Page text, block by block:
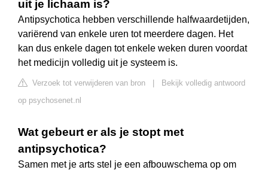
uit je lichaam is?
Antipsychotica hebben verschillende halfwaardetijden,
variërend van enkele uren tot meerdere dagen. Het
kan dus enkele dagen tot enkele weken duren voordat
het medicijn volledig uit je systeem is.
Verzoek tot verwijderen van bron
Bekijk volledig antwoord
op psychosenet.nl
Wat gebeurt er als je stopt met
antipsychotica?
Samen met je arts stel je een afbouwschema op om